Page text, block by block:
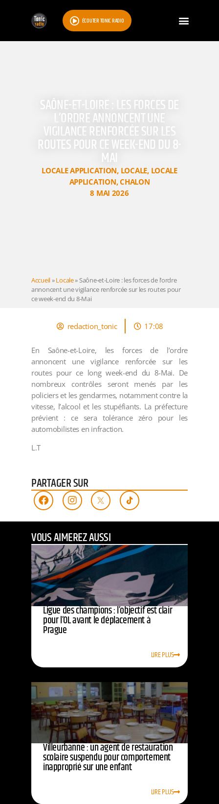
ÉCOUTER TONIC RADIO
SAÔNE-ET-LOIRE : LES FORCES DE
L’ORDRE ANNONCENT UNE
VIGILANCE RENFORCÉE SUR LES
ROUTES POUR CE WEEK-END DU 8-
MAI
LOCALE APPLICATION, LOCALE, LOCALE
APPLICATION,CHALON
8 MAI 2026
Accueil»Locale»Saône-et-Loire : les forces de l’ordre
annoncent une vigilance renforcée sur les routes pour
ce week-end du 8-Mai
redaction_tonic 17:08
En Saône-et-Loire, les forces de l’ordre
annoncent une vigilance renforcée sur les
routes pour ce long week-end du 8-Mai. De
nombreux contrôles seront menés par les
policiers et les gendarmes, notamment contre la
vitesse, l’alcool et les stupéfiants. La préfecture
prévient : ce sera tolérance zéro pour les
automobilistes en infraction.
L.T
PARTAGER SUR
VOUS AIMEREZ AUSSI
Ligue des champions : l’objectif est clair
pour l’OL avant le déplacement à
Prague
LIRE PLUS
Villeurbanne : un agent de restauration
scolaire suspendu pour comportement
inapproprié sur une enfant
LIRE PLUS